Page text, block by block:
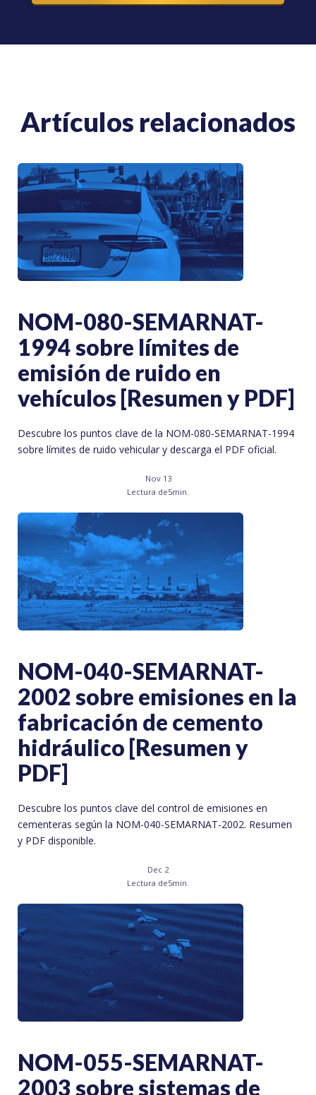
Artículos relacionados
NOM-080-SEMARNAT-
1994 sobre límites de
emisión de ruido en
vehículos [Resumen y PDF]
Descubre los puntos clave de la NOM-080-SEMARNAT-1994
sobre límites de ruido vehicular y descarga el PDF oficial.
Nov 13
Lectura de5min.
NOM-040-SEMARNAT-
2002 sobre emisiones en la
fabricación de cemento
hidráulico [Resumen y
PDF]
Descubre los puntos clave del control de emisiones en
cementeras según la NOM-040-SEMARNAT-2002. Resumen
y PDF disponible.
Dec 2
Lectura de5min.
NOM-055-SEMARNAT-
2003 sobre sistemas de